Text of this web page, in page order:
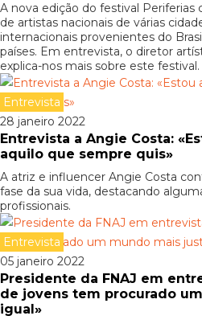
A nova edição do festival Periferias
de artistas nacionais de várias
internacionais provenientes do
países. Em entrevista, o diretor
explica-nos mais sobre este festival.
Entrevista
28 janeiro 2022
Entrevista a Angie Costa:
aquilo que sempre quis»
A atriz e influencer Angie Costa
fase da sua vida, destacando
profissionais.
Entrevista
05 janeiro 2022
Presidente da FNAJ em
de jovens tem procurado
igual»